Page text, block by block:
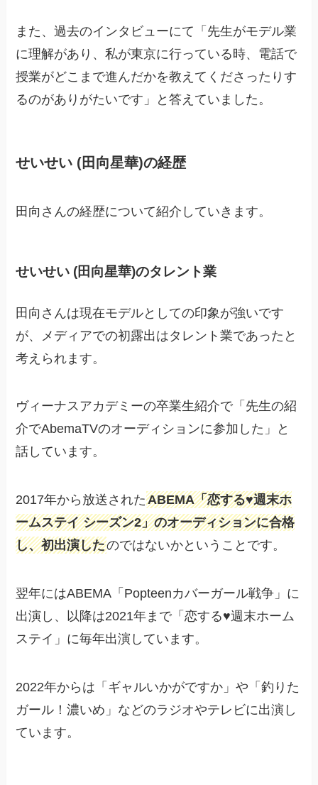
また、過去のインタビューにて「先生がモデル業
に理解があり、私が東京に行っている時、電話で
授業がどこまで進んだかを教えてくださったりす
るのがありがたいです」と答えていました。
せいせい (田向星華)の経歴
田向さんの経歴について紹介していきます。
せいせい (田向星華)のタレント業
田向さんは現在モデルとしての印象が強いです
が、メディアでの初露出はタレント業であったと
考えられます。
ヴィーナスアカデミーの卒業生紹介で「先生の紹
介でAbemaTVのオーディションに参加した」と
話しています。
2017年から放送されたABEMA「恋する♥週末ホ
ームステイ シーズン2」のオーディションに合格
し、初出演したのではないかということです。
翌年にはABEMA「Popteenカバーガール戦争」に
出演し、以降は2021年まで「恋する♥週末ホーム
ステイ」に毎年出演しています。
2022年からは「ギャルいかがですか」や「釣りた
ガール！濃いめ」などのラジオやテレビに出演し
ています。